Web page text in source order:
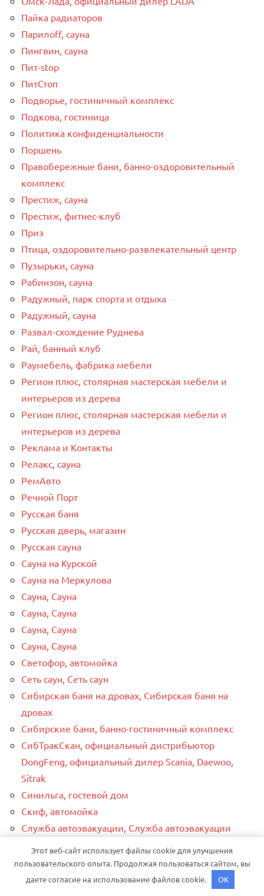
Пайка радиаторов
Парилоff, сауна
Пингвин, сауна
Пит-stop
ПитСтоп
Подворье, гостиничный комплекс
Подкова, гостиница
Политика конфиденциальности
Поршень
Правобережные бани, банно-оздоровительный
комплекс
Престиж, сауна
Престиж, фитнес-клуб
Приз
Птица, оздоровительно-развлекательный центр
Пузырьки, сауна
Рабинзон, сауна
Радужный, парк спорта и отдыха
Радужный, сауна
Развал-схождение Руднева
Рай, банный клуб
Раумебель, фабрика мебели
Регион плюс, столярная мастерская мебели и
интерьеров из дерева
Регион плюс, столярная мастерская мебели и
интерьеров из дерева
Реклама и Контакты
Релакс, сауна
РемАвто
Речной Порт
Русская баня
Русская дверь, магазин
Русская сауна
Сауна на Курской
Сауна на Меркулова
Сауна, Сауна
Сауна, Сауна
Сауна, Сауна
Сауна, Сауна
Светофор, автомойка
Сеть саун, Сеть саун
Сибирская баня на дровах, Сибирская баня на
дровах
Сибирские бани, банно-гостиничный комплекс
СибТракСкан, официальный дистрибьютор
DongFeng, официальный дилер Scania, Daewoo,
Sitrak
Синильга, гостевой дом
Скиф, автомойка
Служба автоэвакуации, Служба автоэвакуации
Союз-Авто
Станция техобслуживания Балашиха
Этот веб-сайт использует файлы cookie для улучшения
пользовательского опыта. Продолжая пользоваться сайтом, вы
даете согласие на использование файлов cookie.
OK